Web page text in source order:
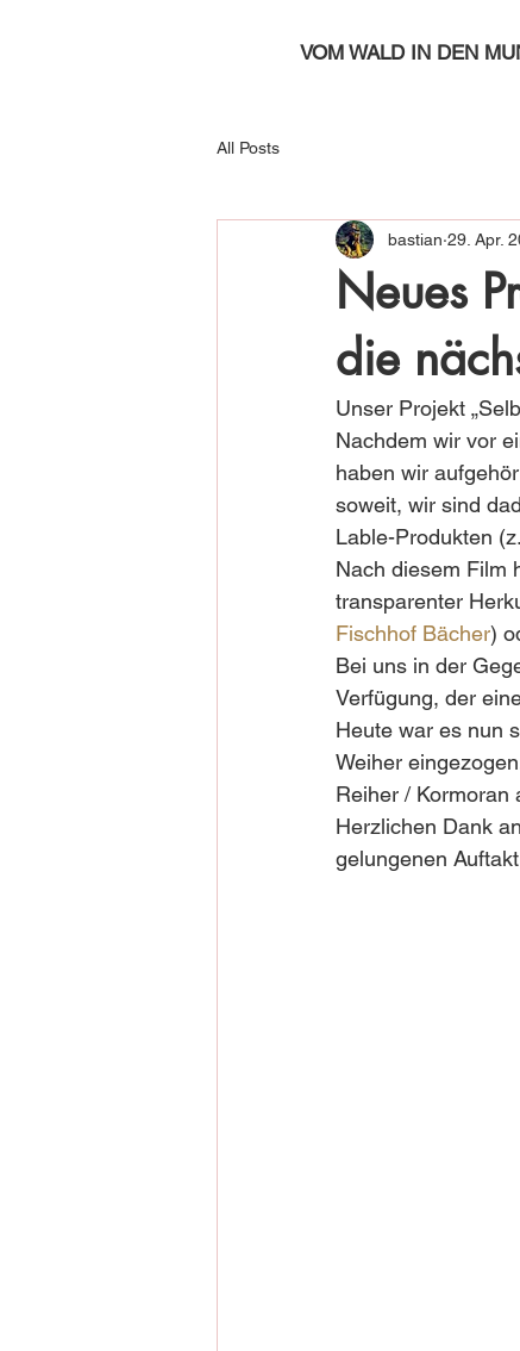
VOM WALD IN DEN
All Posts
Neues
die
bastian 29. Apr.
Unser Projekt
Nachdem wir vor
haben wir
soweit, wir sind
Lable-Produkten
Nach diesem Film
transparenter
Fischhof Bächer)
Bei uns in der
Verfügung, der
Heute war es nun
Weiher
Reiher / Kormoran
Herzlichen Dank an
gelungenen